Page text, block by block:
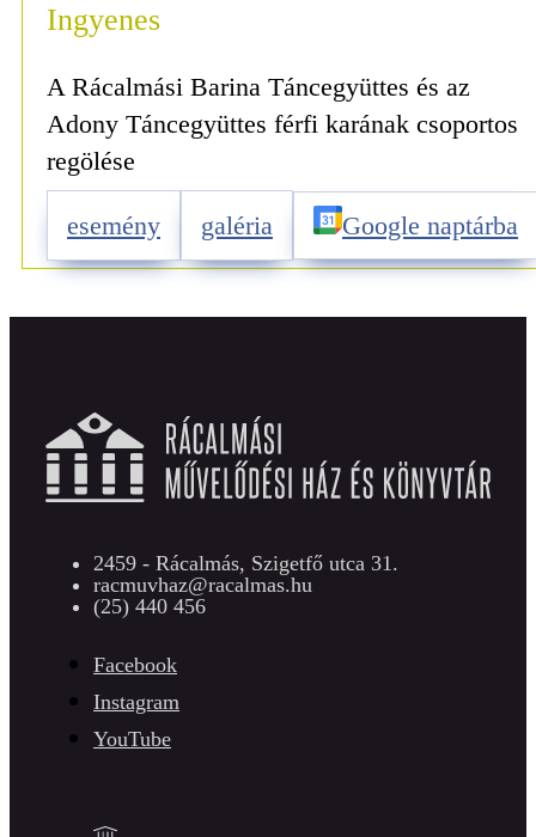
Ingyenes
A Rácalmási Barina Táncegyüttes és az
Adony Táncegyüttes férfi karának csoportos
regölése
esemény galéria Google naptárba
2459 - Rácalmás, Szigetfő utca 31.
racmuvhaz@racalmas.hu
(25) 440 456
Facebook
Instagram
YouTube